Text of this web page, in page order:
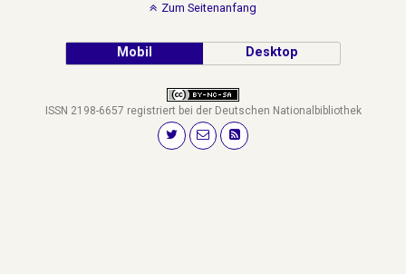
Zum Seitenanfang
Mobil Desktop
ISSN 2198-6657 registriert bei der Deutschen Nationalbibliothek